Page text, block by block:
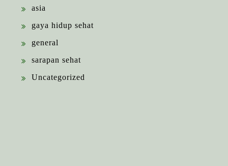
asia
gaya hidup sehat
general
sarapan sehat
Uncategorized